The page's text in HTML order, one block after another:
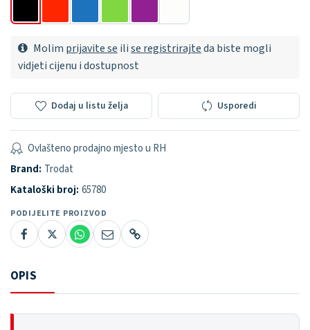
Molim prijavite se ilise registrirajteda biste mogli
vidjeti cijenu i dostupnost
Dodaj u listu želja Usporedi
Ovlašteno prodajno mjesto u RH
Brand: Trodat
Kataloški broj: 65780
PODIJELITE PROIZVOD
OPIS